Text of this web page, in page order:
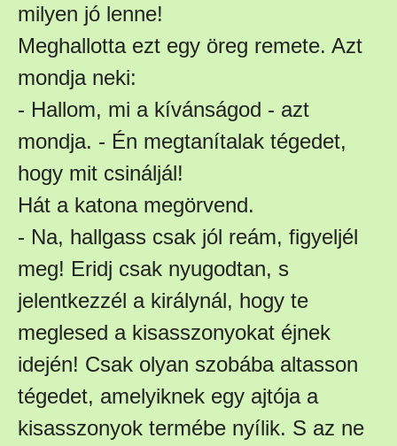
milyen jó lenne!
Meghallotta ezt egy öreg remete. Azt
mondja neki:
- Hallom, mi a kívánságod - azt
mondja. - Én megtanítalak tégedet,
hogy mit csináljál!
Hát a katona megörvend.
- Na, hallgass csak jól reám, figyeljél
meg! Eridj csak nyugodtan, s
jelentkezzél a királynál, hogy te
meglesed a kisasszonyokat éjnek
idején! Csak olyan szobába altasson
tégedet, amelyiknek egy ajtója a
kisasszonyok termébe nyílik. S az ne